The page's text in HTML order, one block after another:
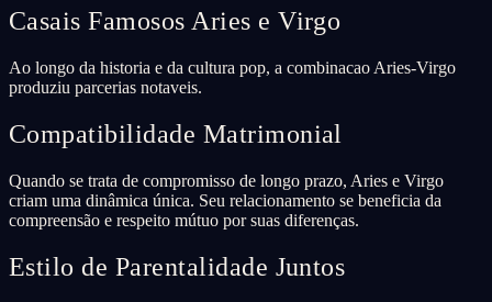
Casais Famosos Aries e Virgo
Ao longo da historia e da cultura pop, a combinacao Aries-Virgo
produziu parcerias notaveis.
Compatibilidade Matrimonial
Quando se trata de compromisso de longo prazo, Aries e Virgo
criam uma dinâmica única. Seu relacionamento se beneficia da
compreensão e respeito mútuo por suas diferenças.
Estilo de Parentalidade Juntos